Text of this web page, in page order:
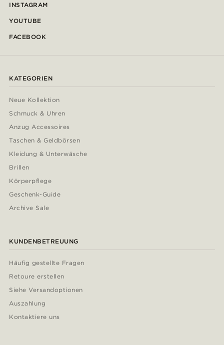
INSTAGRAM
YOUTUBE
FACEBOOK
KATEGORIEN
Neue Kollektion
Schmuck & Uhren
Anzug Accessoires
Taschen & Geldbörsen
Kleidung & Unterwäsche
Brillen
Körperpflege
Geschenk-Guide
Archive Sale
KUNDENBETREUUNG
Häufig gestellte Fragen
Retoure erstellen
Siehe Versandoptionen
Auszahlung
Kontaktiere uns